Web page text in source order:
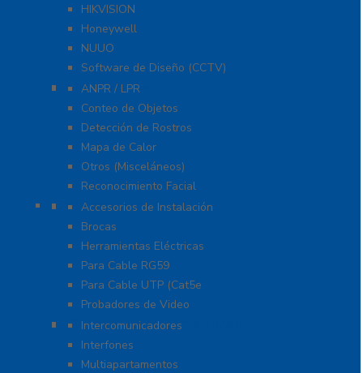
HIKVISION
Honeywell
NUUO
Software de Diseño (CCTV)
Videoanálisis
ANPR / LPR
Conteo de Objetos
Detección de Rostros
Mapa de Calor
Otros (Misceláneos)
Reconocimiento Facial
Herramientas
Accesorios de Instalación
Brocas
Herramientas Eléctricas
Para Cable RG59
Para Cable UTP (Cat5e
Probadores de Video
Video Porteros E Interfonos
Intercomunicadores
Interfones
Multiapartamentos